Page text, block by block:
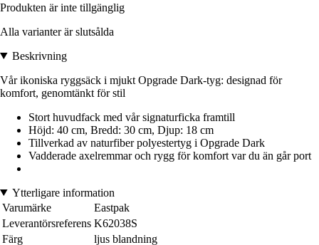
Produkten är inte tillgänglig
Alla varianter är slutsålda
Beskrivning
Vår ikoniska ryggsäck i mjukt Opgrade Dark-tyg: designad för
komfort, genomtänkt för stil
Stort huvudfack med vår signaturficka framtill
Höjd: 40 cm, Bredd: 30 cm, Djup: 18 cm
Tillverkad av naturfiber polyestertyg i Opgrade Dark
Vadderade axelremmar och rygg för komfort var du än går port
Ytterligare information
Varumärke
Eastpak
Leverantörsreferens K62038S
Färg
ljus blandning